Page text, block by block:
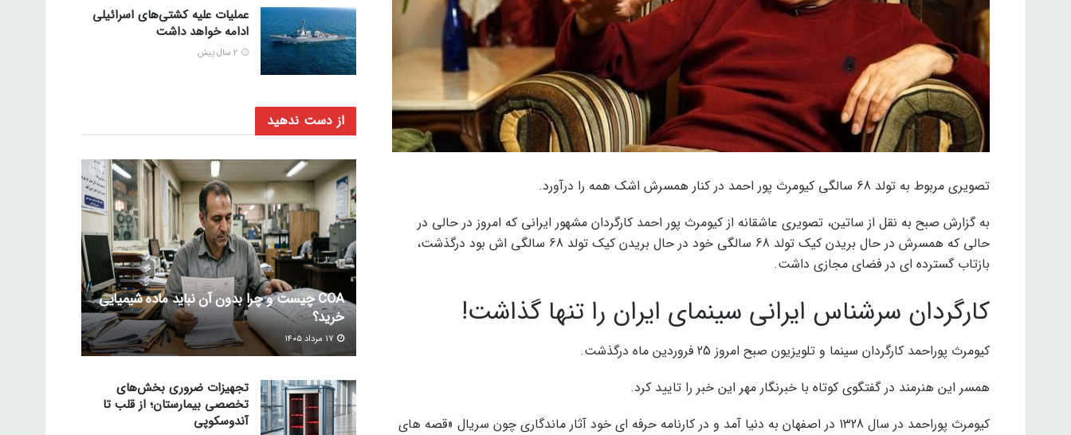
تصویری مربوط به تولد 68 سالگی کیومرث پور احمد در کنار همسرش اشک همه را درآورد.
به گزارش صبح به نقل از ساتین، تصویری عاشقانه از کیومرث پور احمد کارگردان مشهور ایرانی که امروز در حالی در
حالی که همسرش در حال بریدن کیک تولد 68 سالگی خود در حال بریدن کیک تولد 68 سالگی اش بود درگذشت،
بازتاب گسترده ای در فضای مجازی داشت.
کارگردان سرشناس ایرانی سینمای ایران را تنها گذاشت!
کیومرث پوراحمد کارگردان سینما و تلویزیون صبح امروز 25 فروردین ماه درگذشت.
همسر این هنرمند در گفتگوی کوتاه با خبرنگار مهر این خبر را تایید کرد.
کیومرث پوراحمد در سال 1328 در اصفهان به دنیا آمد و در کارنامه حرفه ای خود آثار ماندگاری چون سریال «قصه های
عملیات علیه کشتی‌های اسرائیلی
ادامه خواهد داشت
از دست ندهید
COA چیست و چرا بدون آن نباید ماده شیمیایی
خرید؟
تجهیزات ضروری بخش‌های
تخصصی بیمارستان؛ از قلب تا
آندوسکوپی